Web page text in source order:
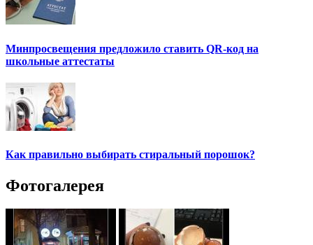
Минпросвещения предложило ставить QR-код на
школьные аттестаты
Как правильно выбирать стиральный порошок?
Фотогалерея